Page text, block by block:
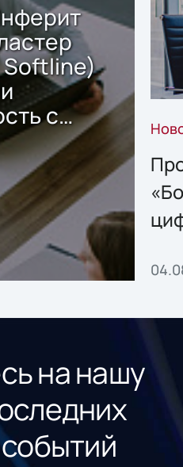
Softline)
с
на нашу